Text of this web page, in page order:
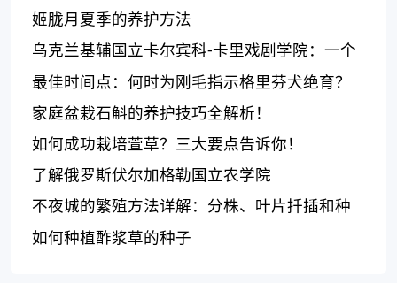
姬胧月夏季的养护方法
乌克兰基辅国立卡尔宾科-卡里戏剧学院：一个
培养戏剧人才的优秀学府
最佳时间点：何时为刚毛指示格里芬犬绝育？
家庭盆栽石斛的养护技巧全解析！
如何成功栽培萱草？三大要点告诉你！
了解俄罗斯伏尔加格勒国立农学院
不夜城的繁殖方法详解：分株、叶片扦插和种
子繁殖
如何种植酢浆草的种子